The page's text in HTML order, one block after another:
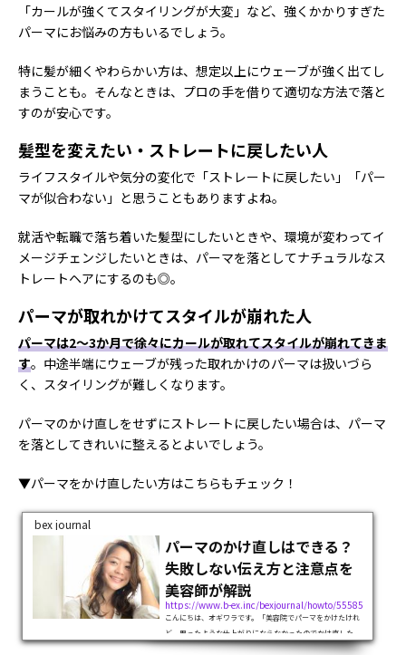
「カールが強くてスタイリングが大変」など、強くかかりすぎた
パーマにお悩みの方もいるでしょう。
特に髪が細くやわらかい方は、想定以上にウェーブが強く出てし
まうことも。そんなときは、プロの手を借りて適切な方法で落と
すのが安心です。
髪型を変えたい・ストレートに戻したい人
ライフスタイルや気分の変化で「ストレートに戻したい」「パー
マが似合わない」と思うこともありますよね。
就活や転職で落ち着いた髪型にしたいときや、環境が変わってイ
メージチェンジしたいときは、パーマを落としてナチュラルなス
トレートヘアにするのも◎。
パーマが取れかけてスタイルが崩れた人
パーマは2～3か月で徐々にカールが取れてスタイルが崩れてきま
す。中途半端にウェーブが残った取れかけのパーマは扱いづら
く、スタイリングが難しくなります。
パーマのかけ直しをせずにストレートに戻したい場合は、パーマ
を落としてきれいに整えるとよいでしょう。
▼パーマをかけ直したい方はこちらもチェック！
bex journal
パーマのかけ直しはできる？
失敗しない伝え方と注意点を
美容師が解説
https://www.b-ex.inc/bexjournal/howto/55585
こんにちは、オギワラです。「美容院でパーマをかけたけれ
ど、思ったような仕上がりにならなかったのでかけ直した
い」と思ったことはありませんか？この記事では、パーマを